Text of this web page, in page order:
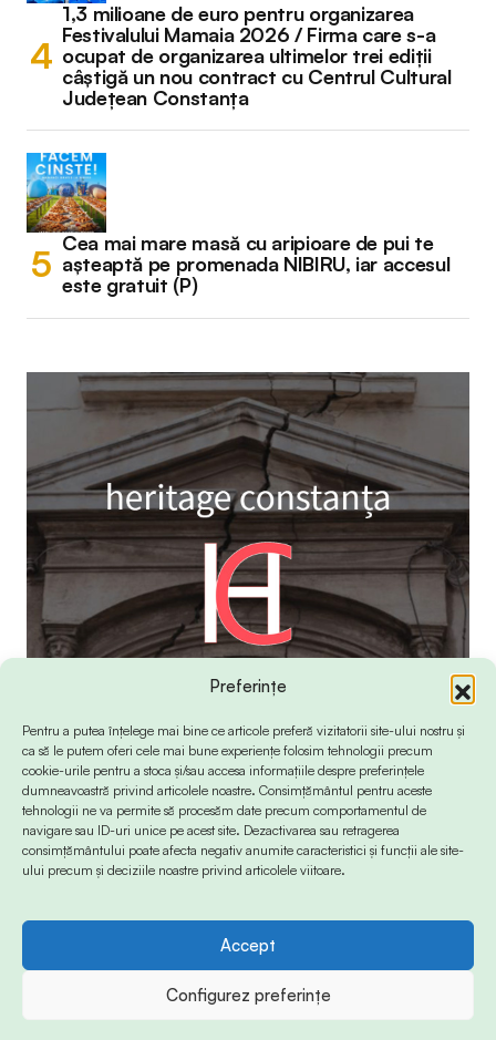
Preferințe
Pentru a putea înțelege mai bine ce articole preferă vizitatorii site-ului nostru și
ca să le putem oferi cele mai bune experiențe folosim tehnologii precum
cookie-urile pentru a stoca și/sau accesa informațiile despre preferințele
dumneavoastră privind articolele noastre. Consimțământul pentru aceste
tehnologii ne va permite să procesăm date precum comportamentul de
navigare sau ID-uri unice pe acest site. Dezactivarea sau retragerea
consimțământului poate afecta negativ anumite caracteristici și funcții ale site-
ului precum și deciziile noastre privind articolele viitoare.
Accept
Configurez preferințe
1,3 milioane de euro pentru organizarea
Festivalului Mamaia 2026 / Firma care s-a
ocupat de organizarea ultimelor trei ediții
câștigă un nou contract cu Centrul Cultural
Județean Constanța
Cea mai mare masă cu aripioare de pui te
așteaptă pe promenada NIBIRU, iar accesul
este gratuit (P)
© 2024 Info-Sud-Est. All Rights Reserved.